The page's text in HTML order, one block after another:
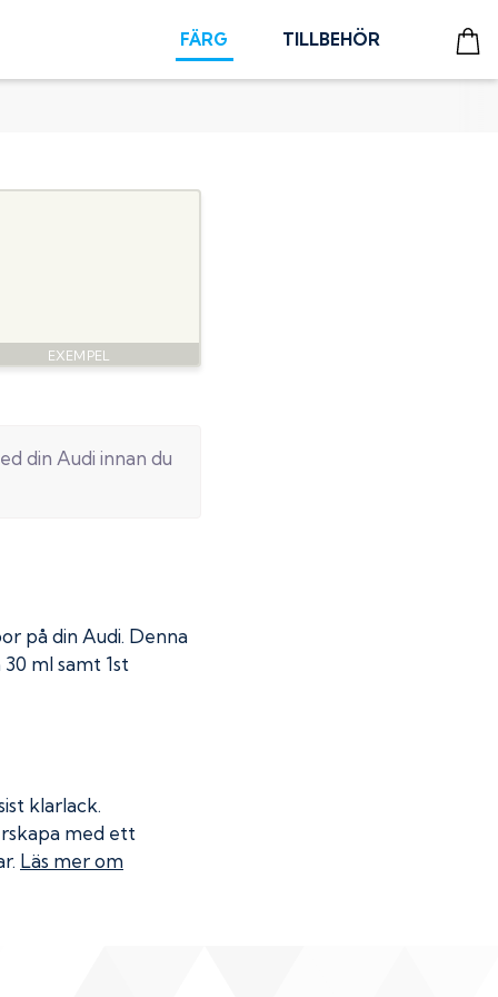
FÄRG TILLBEHÖR
din Audi innan du
på din Audi. Denna
ml samt 1st
klarlack.
med ett
Läs mer om